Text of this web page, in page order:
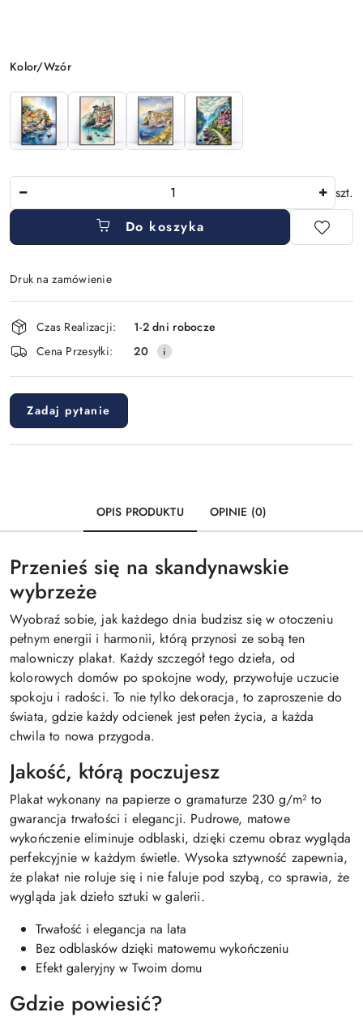
Wariant
Kolor/Wzór
szt.
Do koszyka
Druk na zamówienie
Dostępność
i
dostawa
Czas Realizacji:
1-2 dni robocze
Cena Przesyłki:
20
Zadaj pytanie
OPIS PRODUKTU OPINIE (0)
Przenieś się na skandynawskie
wybrzeże
Wyobraź sobie, jak każdego dnia budzisz się w otoczeniu
pełnym energii i harmonii, którą przynosi ze sobą ten
malowniczy plakat. Każdy szczegół tego dzieła, od
kolorowych domów po spokojne wody, przywołuje uczucie
spokoju i radości. To nie tylko dekoracja, to zaproszenie do
świata, gdzie każdy odcienek jest pełen życia, a każda
chwila to nowa przygoda.
Jakość, którą poczujesz
Plakat wykonany na papierze o gramaturze 230 g/m² to
gwarancja trwałości i elegancji. Pudrowe, matowe
wykończenie eliminuje odblaski, dzięki czemu obraz wygląda
perfekcyjnie w każdym świetle. Wysoka sztywność zapewnia,
że plakat nie roluje się i nie faluje pod szybą, co sprawia, że
wygląda jak dzieło sztuki w galerii.
Trwałość i elegancja na lata
Bez odblasków dzięki matowemu wykończeniu
Efekt galeryjny w Twoim domu
Gdzie powiesić?